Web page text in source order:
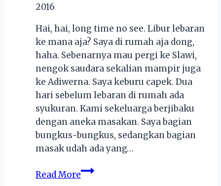
2016
Hai, hai, long time no see. Libur lebaran
ke mana aja? Saya di rumah aja dong,
haha. Sebenarnya mau pergi ke Slawi,
nengok saudara sekalian mampir juga
ke Adiwerna. Saya keburu capek. Dua
hari sebelum lebaran di rumah ada
syukuran. Kami sekeluarga berjibaku
dengan aneka masakan. Saya bagian
bungkus-bungkus, sedangkan bagian
masak udah ada yang…
Read MoreCactoos,